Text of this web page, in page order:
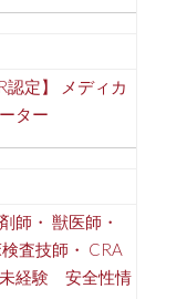
認定】 メディカ
ター
師・ 獣医師・
査技師・ CRA
経験 安全性情